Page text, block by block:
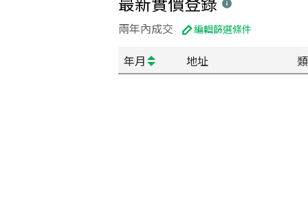
兩年內成交 編輯篩選條件
年月 地址